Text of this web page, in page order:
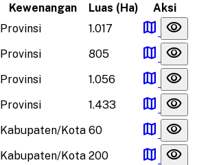
Kewenangan Luas (Ha)
Aksi
Provinsi 1.017 map visibility
Provinsi 805 map visibility
Provinsi 1.056 map visibility
Provinsi 1.433 map visibility
Kabupaten/Kota 60 map visibility
Kabupaten/Kota 200 map visibility